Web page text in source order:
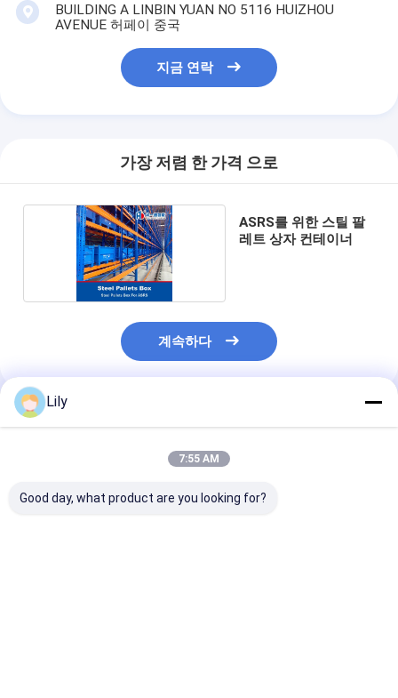
BUILDING A LINBIN YUAN NO 5116 HUIZHOU
AVENUE 허페이 중국
지금 연락
가장 저렴 한 가격 으로
ASRS를 위한 스틸 팔
레트 상자 컨테이너
계속하다
추천된 제품
Lily
7:55 AM
Good day, what product are you looking for?